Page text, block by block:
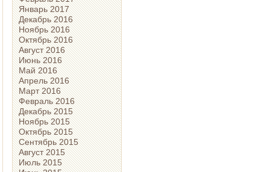
Январь 2017
Декабрь 2016
Ноябрь 2016
Октябрь 2016
Август 2016
Июнь 2016
Май 2016
Апрель 2016
Март 2016
Февраль 2016
Декабрь 2015
Ноябрь 2015
Октябрь 2015
Сентябрь 2015
Август 2015
Июль 2015